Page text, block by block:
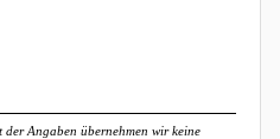
Angaben übernehmen wir keine